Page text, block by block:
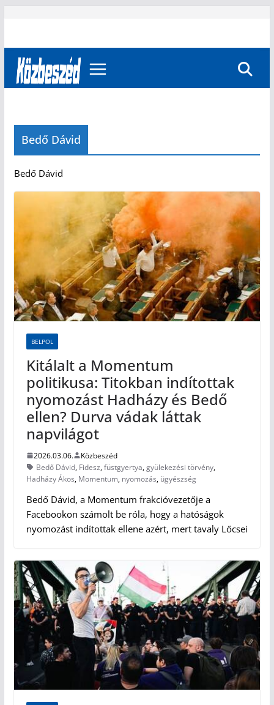
Bedő Dávid
Bedő Dávid
BELPOL
Kitálalt a Momentum
politikusa: Titokban indítottak
nyomozást Hadházy és Bedő
ellen? Durva vádak láttak
napvilágot
2026.03.06.
Közbeszéd
Bedő Dávid, Fidesz,füstgyertya,gyülekezési törvény,
Hadházy Ákos, Momentum, nyomozás, ügyészség
Bedő Dávid, a Momentum frakcióvezetője a
Facebookon számolt be róla, hogy a hatóságok
nyomozást indítottak ellene azért, mert tavaly Lőcsei